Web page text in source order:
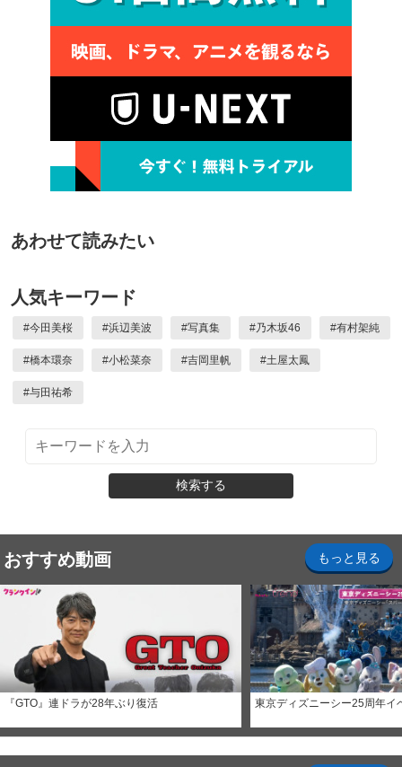
あわせて読みたい
人気キーワード
#今田美桜 #浜辺美波 #写真集 #乃木坂46 #有村架純
#橋本環奈 #小松菜奈 #吉岡里帆 #土屋太鳳
#与田祐希
検索する
おすすめ動画 もっと見る
『GTO』連ドラが28年ぶり復活 東京ディズニーシー25周年イ